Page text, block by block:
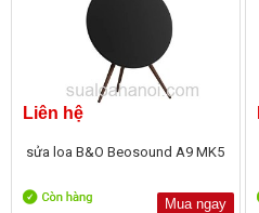
Liên hệ
sửa loa B&O Beosound A9 MK5
Mua ngay